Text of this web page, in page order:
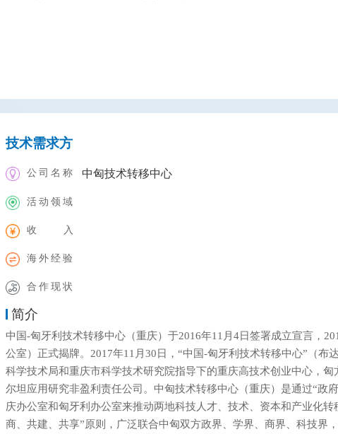
技术需求方
公司名称 中匈技术转移中心
活动领域
收 入
海外经验
合作现状
简介
中国-匈牙利技术转移中心（重庆）于2016年11月4日签署成立宣言，
公室）正式揭牌。2017年11月30日，“中国-匈牙利技术转移中心”（布
科学技术局和重庆市科学技术研究院指导下的重庆高技术创业中心，
尔坦应用研究非盈利责任公司。中匈技术转移中心（重庆）是通过“政
庆办公室和匈牙利办公室来推动两地科技人才、技术、资本和产业化
商、共建、共享”原则，广泛联合中匈双方政界、学界、商界、科技界